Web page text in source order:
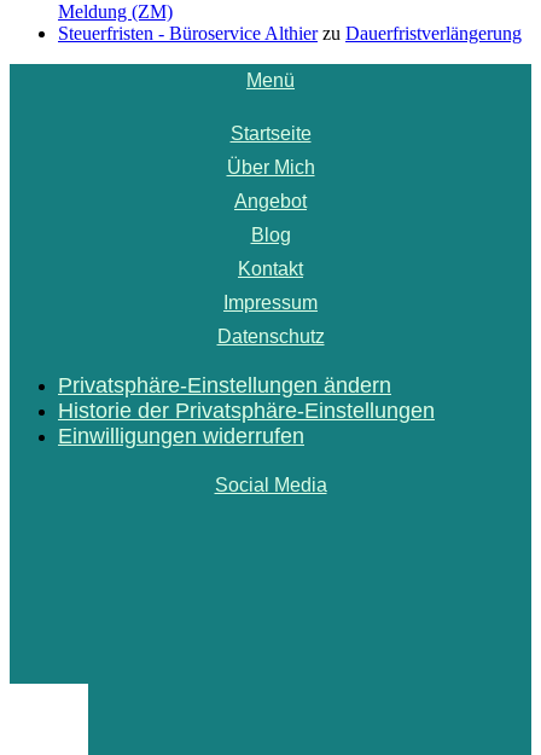
Meldung (ZM)
Steuerfristen - Büroservice Althierzu Dauerfristverlängerung
Menü
Startseite
Über Mich
Angebot
Blog
Kontakt
Impressum
Datenschutz
Privatsphäre-Einstellungen ändern
Historie der Privatsphäre-Einstellungen
Einwilligungen widerrufen
Social Media